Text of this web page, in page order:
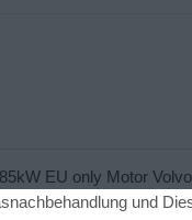
EU only Motor
und